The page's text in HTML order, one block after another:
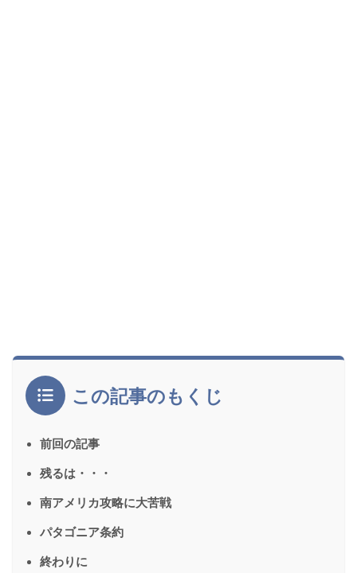
この記事のもくじ
前回の記事
残るは・・・
南アメリカ攻略に大苦戦
パタゴニア条約
終わりに